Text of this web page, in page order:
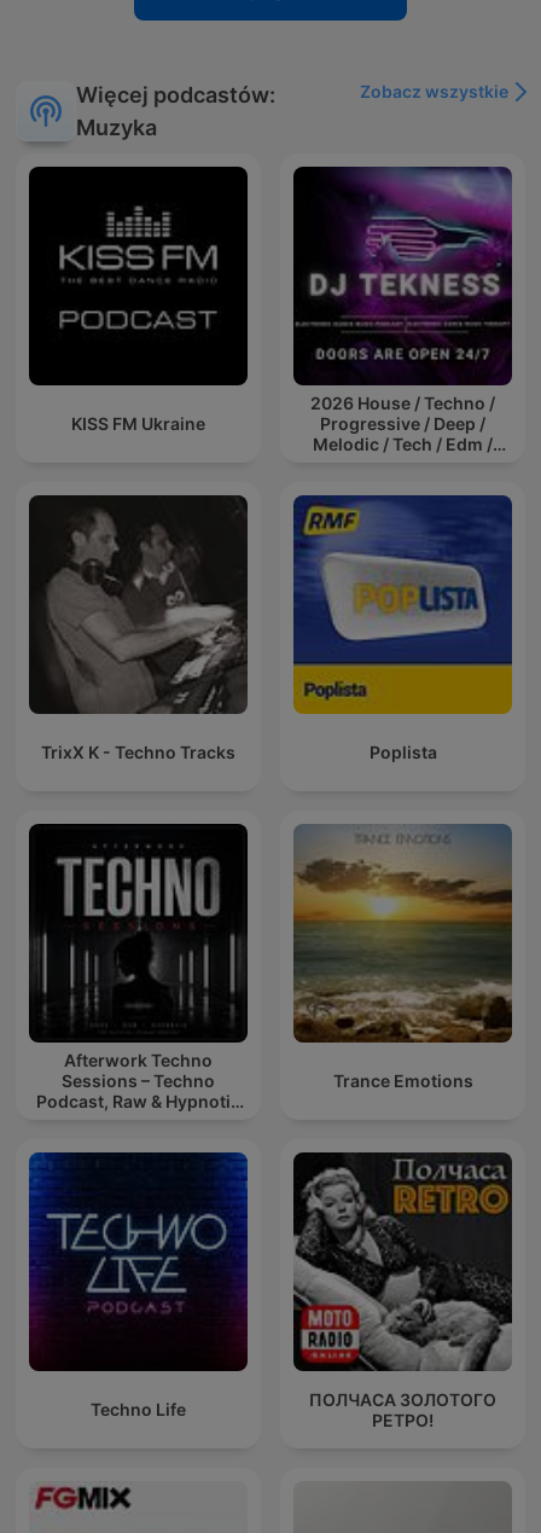
Więcej podcastów:
Muzyka
Zobacz wszystkie
KISS FM Ukraine
2026 House / Techno /
Progressive / Deep /
Melodic / Tech / Edm /
Dance Musi
TrixX K - Techno Tracks Poplista
Afterwork Techno
Sessions – Techno
Podcast, Raw & Hypnotic
Trance Emotions
Techno Life
ПОЛЧАСА ЗОЛОТОГО
РЕТРО!